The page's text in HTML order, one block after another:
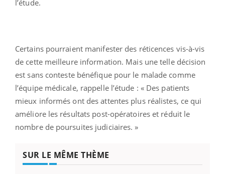
l’étude.
Certains pourraient manifester des réticences vis-à-vis
de cette meilleure information. Mais une telle décision
est sans conteste bénéfique pour le malade comme
l’équipe médicale, rappelle l’étude : « Des patients
mieux informés ont des attentes plus réalistes, ce qui
améliore les résultats post-opératoires et réduit le
nombre de poursuites judiciaires. »
SUR LE MÊME THÈME